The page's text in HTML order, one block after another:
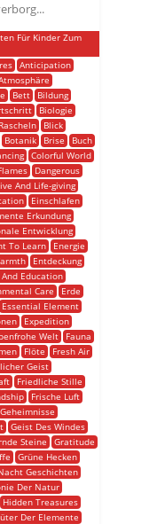
Für Kinder Zum
Anticipation
Bett
Bildung
Biologie
Blick
Botanik Brise
Buch
Colorful World
Dangerous
And Life-giving
Einschlafen
Erkundung
Entwicklung
To Learn
Energie
Entdeckung
Education
Care
Erde
Essential Element
Expedition
Welt
Fauna
Flöte
Fresh Air
Geist
Friedliche Stille
Frische Luft
Geheimnisse
Geist Des Windes
Steine
Gratitude
Grüne Hecken
Geschichten
Der Natur
Hidden Treasures
Der Elemente